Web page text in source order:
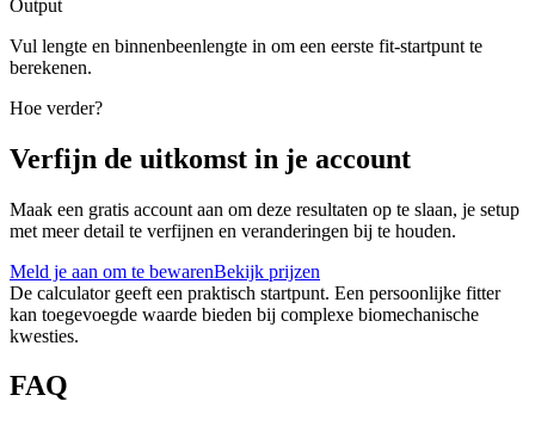
Output
Vul lengte en binnenbeenlengte in om een eerste fit-startpunt te
berekenen.
Hoe verder?
Verfijn de uitkomst in je account
Maak een gratis account aan om deze resultaten op te slaan, je setup
met meer detail te verfijnen en veranderingen bij te houden.
Meld je aan om te bewarenBekijk prijzen
De calculator geeft een praktisch startpunt. Een persoonlijke fitter
kan toegevoegde waarde bieden bij complexe biomechanische
kwesties.
FAQ